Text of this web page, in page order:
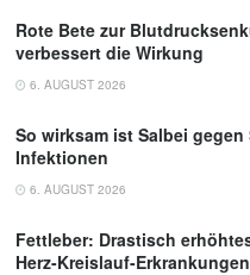
Rote Bete zur
verbessert die Wirkung
6. AUGUST 2026
So wirksam ist Salbei
Infektionen
6. AUGUST 2026
Fettleber: Drastisch
Herz-Kreislauf-Erkrankungen